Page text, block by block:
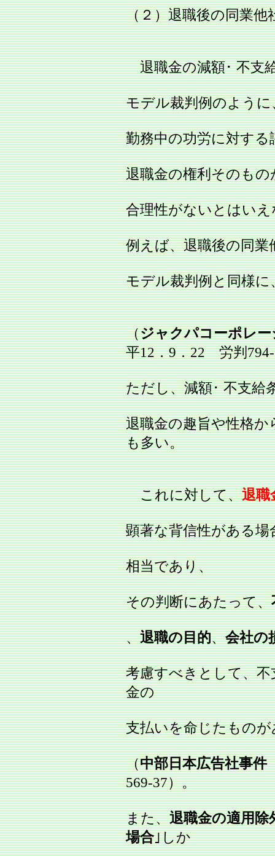
（２）退職後の同業他
退職金の減額･ 不支
モデル裁判例のよう
勤務中の功労に対す
退職金の権利そのも
合理性がないとはいえ
例えば、退職後の同
モデル裁判例と同様
（ジャクパコーポレ
平12．9．22 労判
ただし、減額･ 不支給
退職金の趣旨や性格か
も多い。
これに対して、退職
顕著な背信性がある
相当であり、
その判断にあたって、
、退職の目的、会社の
考慮すべきとして、
金の
支払いを命じたものが
（中部日本広告社事件
569‐37）。
また、退職金の適用除
場合｣しか